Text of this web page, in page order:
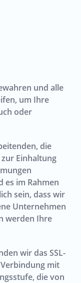
und alle
um Ihre
oder
die
Einhaltung
es im Rahmen
sein, dass wir
Unternehmen
werden Ihre
wir das SSL-
mit
die von